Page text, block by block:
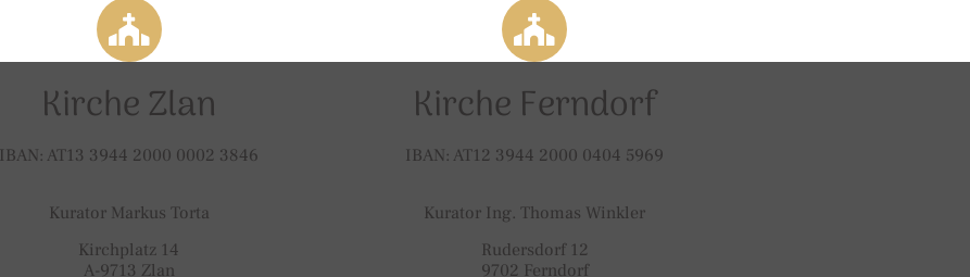
Kirche Zlan
IBAN: AT13 3944 2000 0002 3846
Kurator Markus Torta
Kirchplatz 14
A-9713 Zlan
Kirche Ferndorf
IBAN: AT12 3944 2000 0404 5969
Kurator Ing. Thomas Winkler
Rudersdorf 12
9702 Ferndorf